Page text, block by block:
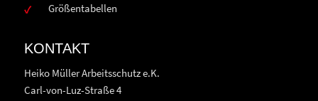
Größentabellen
KONTAKT
Heiko Müller Arbeitsschutz e.K.
Carl-von-Luz-Straße 4